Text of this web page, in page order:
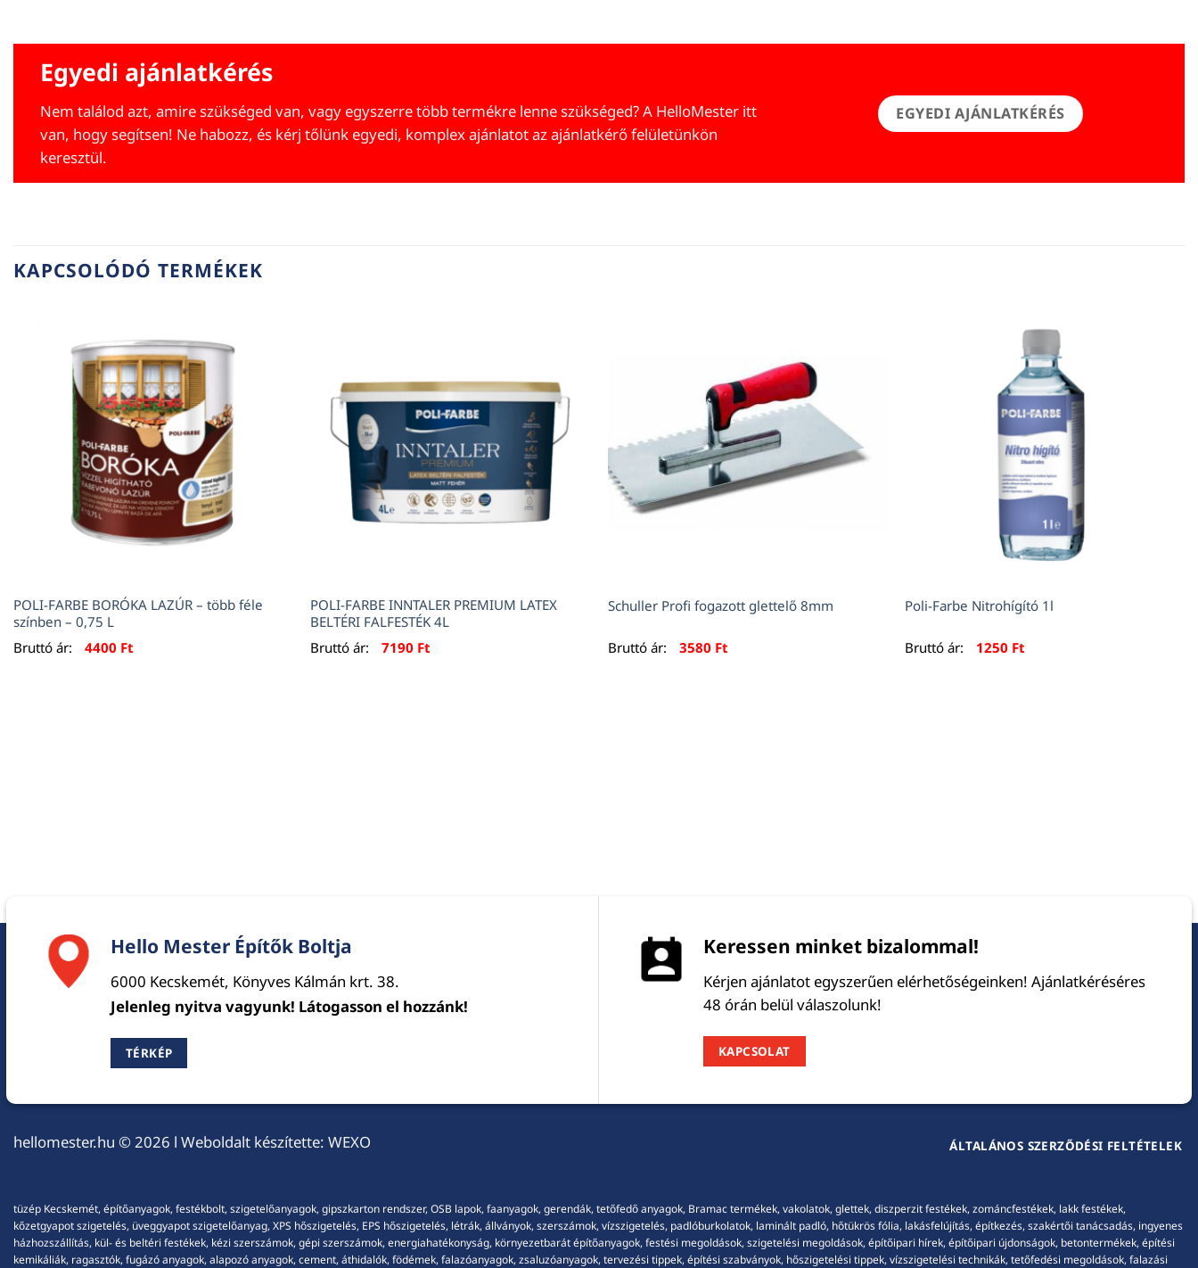
Egyedi ajánlatkérés
Nem találod azt, amire szükséged van, vagy egyszerre több termékre lenne szükséged? A HelloMester itt
van, hogy segítsen! Ne habozz, és kérj tőlünk egyedi, komplex ajánlatot az ajánlatkérő felületünkön
keresztül.
EGYEDI AJÁNLATKÉRÉS
KAPCSOLÓDÓ TERMÉKEK
POLI-FARBE BORÓKA LAZÚR – több féle
színben – 0,75 L
Bruttó ár:
4400 Ft
POLI-FARBE INNTALER PREMIUM LATEX
BELTÉRI FALFESTÉK 4L
Bruttó ár:
7190 Ft
Schuller Profi fogazott glettelő 8mm
Bruttó ár: 3580 Ft
Poli-Farbe Nitrohígító 1l
Bruttó ár: 1250 Ft
Hello Mester Építők Boltja
6000 Kecskemét, Könyves Kálmán krt. 38.
Jelenleg nyitva vagyunk! Látogasson el hozzánk!
TÉRKÉP
Keressen minket bizalommal!
Kérjen ajánlatot egyszerűen elérhetőségeinken! Ajánlatkéréséres
48 órán belül válaszolunk!
KAPCSOLAT
hellomester.hu © 2026 l Weboldalt készítette: WEXO ÁLTALÁNOS SZERZŐDÉSI FELTÉTELEK
tüzép Kecskemét, építőanyagok, festékbolt, szigetelőanyagok, gipszkarton rendszer, OSB lapok, faanyagok, gerendák, tetőfedő anyagok, Bramac termékek, vakolatok, glettek, diszperzit festékek, zománcfestékek, lakk festékek,
kőzetgyapot szigetelés, üveggyapot szigetelőanyag, XPS hőszigetelés, EPS hőszigetelés, létrák, állványok, szerszámok, vízszigetelés, padlóburkolatok, laminált padló, hőtükrös fólia, lakásfelújítás, építkezés, szakértői tanácsadás, ingyenes
házhozszállítás, kül- és beltéri festékek, kézi szerszámok, gépi szerszámok, energiahatékonyság, környezetbarát építőanyagok, festési megoldások, szigetelési megoldások, építőipari hírek, építőipari újdonságok, betontermékek, építési
kemikáliák, ragasztók, fugázó anyagok, alapozó anyagok, cement, áthidalók, födémek, falazóanyagok, zsaluzóanyagok, tervezési tippek, építési szabványok, hőszigetelési tippek, vízszigetelési technikák, tetőfedési megoldások, falazási